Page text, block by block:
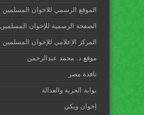
الموقع الرسمي للاخوان المسلمين
الصفحة الرسمية للإخوان المسلمين
المركز الإعلامي للإخوان المسلمين
موقع د. محمد عبدالرحمن
نافذة مصر
بوابة الحرية والعدالة
إخوان ويكي